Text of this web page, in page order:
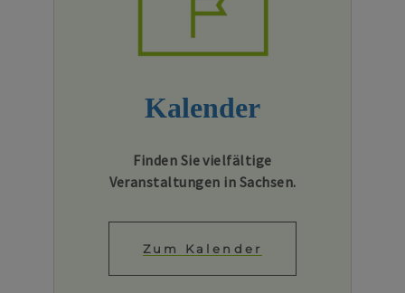
Kalender
Finden Sie vielfältige
Veranstaltungen in Sachsen.
Zum Kalender